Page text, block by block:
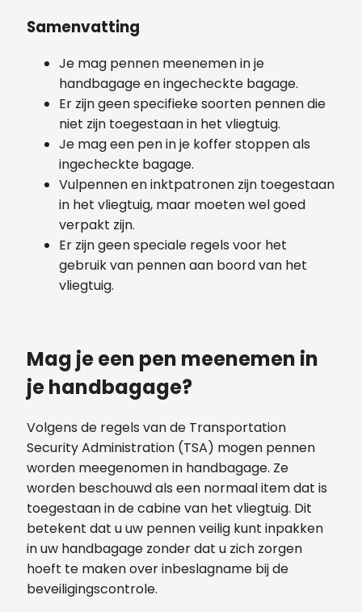
Samenvatting
Je mag pennen meenemen in je
handbagage en ingecheckte bagage.
Er zijn geen specifieke soorten pennen die
niet zijn toegestaan in het vliegtuig.
Je mag een pen in je koffer stoppen als
ingecheckte bagage.
Vulpennen en inktpatronen zijn toegestaan
in het vliegtuig, maar moeten wel goed
verpakt zijn.
Er zijn geen speciale regels voor het
gebruik van pennen aan boord van het
vliegtuig.
Mag je een pen meenemen in
je handbagage?
Volgens de regels van de Transportation
Security Administration (TSA) mogen pennen
worden meegenomen in handbagage. Ze
worden beschouwd als een normaal item dat is
toegestaan ​​in de cabine van het vliegtuig. Dit
betekent dat u uw pennen veilig kunt inpakken
in uw handbagage zonder dat u zich zorgen
hoeft te maken over inbeslagname bij de
beveiligingscontrole.